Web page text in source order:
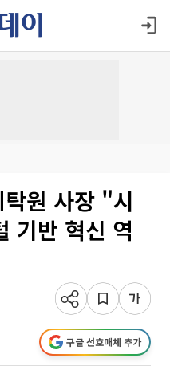
원 사장 "시
기반 혁신 역
구글 선호매체 추가